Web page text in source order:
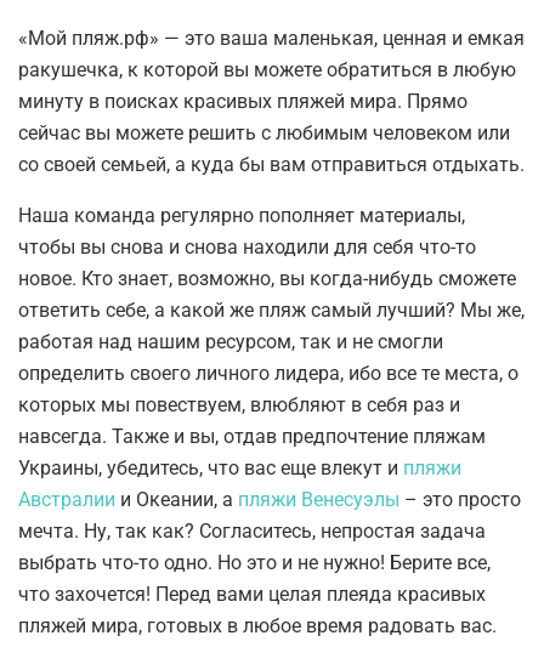
«Мой пляж.рф» — это ваша маленькая, ценная и емкая
ракушечка, к которой вы можете обратиться в любую
минуту в поисках красивых пляжей мира. Прямо
сейчас вы можете решить с любимым человеком или
со своей семьей, а куда бы вам отправиться отдыхать.
Наша команда регулярно пополняет материалы,
чтобы вы снова и снова находили для себя что-то
новое. Кто знает, возможно, вы когда-нибудь сможете
ответить себе, а какой же пляж самый лучший? Мы же,
работая над нашим ресурсом, так и не смогли
определить своего личного лидера, ибо все те места, о
которых мы повествуем, влюбляют в себя раз и
навсегда. Также и вы, отдав предпочтение пляжам
Украины, убедитесь, что вас еще влекут и пляжи
Австралии и Океании, а пляжи Венесуэлы – это просто
мечта. Ну, так как? Согласитесь, непростая задача
выбрать что-то одно. Но это и не нужно! Берите все,
что захочется! Перед вами целая плеяда красивых
пляжей мира, готовых в любое время радовать вас.